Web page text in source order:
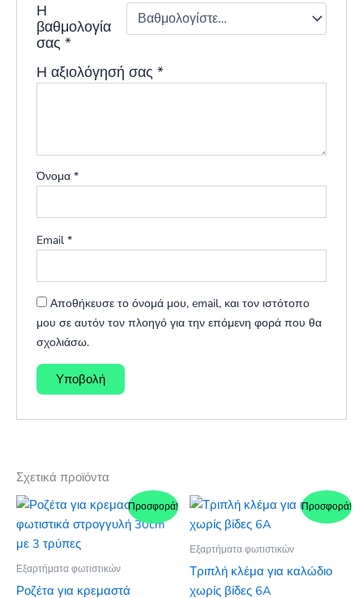
Η
βαθμολογία
σας*
Η αξιολόγησή σας*
Όνομα*
Email*
Αποθήκευσε το όνομά μου, email, και τον ιστότοπο
μου σε αυτόν τον πλοηγό για την επόμενη φορά που θα
σχολιάσω.
Σχετικά προϊόντα
Προσφορά!
Εξαρτήματα φωτιστικών
Ροζέτα για κρεμαστά
Προσφορά!
Εξαρτήματα φωτιστικών
Τριπλή κλέμα για καλώδιο
χωρίς βίδες 6A